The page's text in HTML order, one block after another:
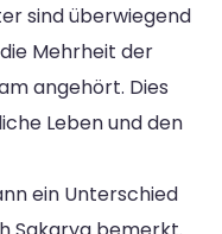
sind überwiegend
Mehrheit der
angehört. Dies
Leben und den
ein Unterschied